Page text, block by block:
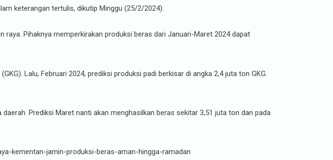
keterangan tertulis, dikutip Minggu (25/2/2024).
Pihaknya memperkirakan produksi beras dari Januari-Maret 2024 dapat
Lalu, Februari 2024, prediksi produksi padi berkisar di angka 2,4 juta ton GKG.
Prediksi Maret nanti akan menghasilkan beras sekitar 3,51 juta ton dan pada
kementan-jamin-produksi-beras-aman-hingga-ramadan